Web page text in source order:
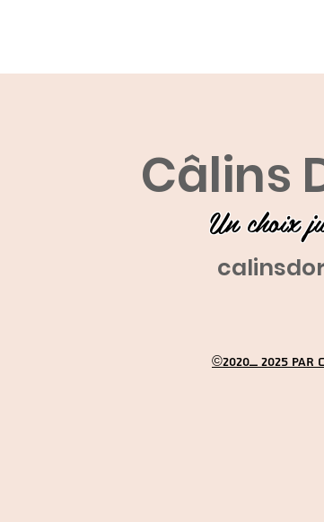
Câlins
Un choix
©2020_ 2025 par